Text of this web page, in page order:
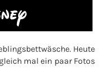
Heute
mal ein paar Fotos